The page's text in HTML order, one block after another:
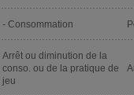
- Consommation
Arrêt ou diminution de la
conso. ou de la pratique de
jeu